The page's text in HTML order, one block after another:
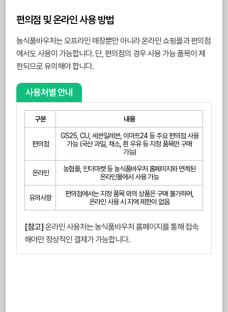
편의점 및 온라인 사용 방법
농식품바우처는 오프라인 매장뿐만 아니라 온라인 쇼핑몰과 편의점
에서도 사용이 가능합니다. 단, 편의점의 경우 사용 가능 품목이 제
한되므로 유의해야 합니다.
사용처별 안내
구분 내용
편의점
GS25, CU, 세븐일레븐, 이마트24 등 주요 편의점 사용
가능 (국산 과일, 채소, 흰 우유 등 지정 품목만 구매
가능)
온라인
농협몰, 인더마켓 등 농식품바우처 홈페이지와 연계된
온라인몰에서 사용 가능
유의사항
편의점에서는 지정 품목 외의 상품은 구매 불가하며,
온라인 사용 시 지역 제한이 없음
[참고] 온라인 사용처는 농식품바우처 홈페이지를 통해 접속
해야만 정상적인 결제가 가능합니다.